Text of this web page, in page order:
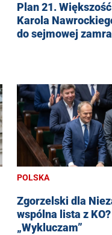
Plan 21.
Karola
do sejmowej
POLSKA
Zgorzelski dla
wspólna lista z KO?
„Wykluczam”